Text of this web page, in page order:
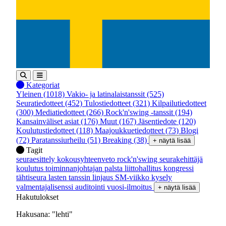
Kategoriat
Yleinen (1018) Vakio- ja latinalaistanssit (525)
Seuratiedotteet (452) Tulostiedotteet (321) Kilpailutiedotteet
(300) Mediatiedotteet (266) Rock'n'swing -tanssit (194)
Kansainväliset asiat (176) Muut (167) Jäsentiedote (120)
Koulutustiedotteet (118) Maajoukkuetiedotteet (73) Blogi
(72) Paratanssiurheilu (51) Breaking (38) + näytä lisää
Tagit
seuraesittely kokousyhteenveto rock'n'swing seurakehittäjä
koulutus toiminnanjohtajan palsta liittohallitus kongressi
tähtiseura lasten tanssin linjaus SM-viikko kysely
valmentajalisenssi auditointi vuosi-ilmoitus + näytä lisää
Hakutulokset
Hakusana: "lehti"